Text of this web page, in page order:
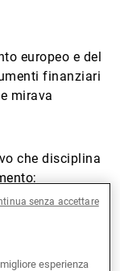
europeo e del
finanziari
mirava
che disciplina
sui
esperienza
senza accettare